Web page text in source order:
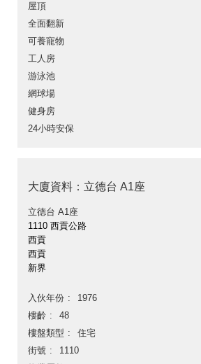
屋頂
全面翻新
可養寵物
工人房
游泳池
網球場
健身房
24小時安保
大廈資料：立德台 A1座
立德台 A1座
1110 西貢公路
西貢
西貢
新界
入伙年份
1976
樓齡
48
樓盤類型
住宅
街號
1110